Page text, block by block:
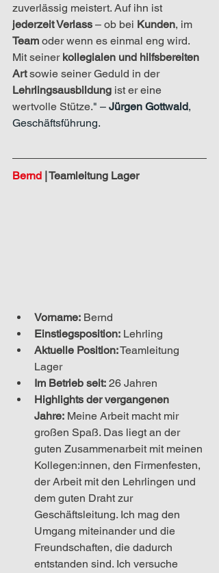
zuverlässig meistert. Auf ihn ist
jederzeit Verlass – ob bei Kunden, im
Team oder wenn es einmal eng wird.
Mit seiner kollegialen und hilfsbereiten
Art sowie seiner Geduld in der
Lehrlingsausbildung ist er eine
wertvolle Stütze." – Jürgen Gottwald,
Geschäftsführung.
Bernd | Teamleitung Lager
Vorname: Bernd
Einstiegsposition: Lehrling
Aktuelle Position:Teamleitung
Lager
Im Betrieb seit: 26 Jahren
Highlights der vergangenen
Jahre: Meine Arbeit macht mir
großen Spaß. Das liegt an der
guten Zusammenarbeit mit meinen
Kollegen:innen, den Firmenfesten,
der Arbeit mit den Lehrlingen und
dem guten Draht zur
Geschäftsleitung. Ich mag den
Umgang miteinander und die
Freundschaften, die dadurch
entstanden sind. Ich versuche